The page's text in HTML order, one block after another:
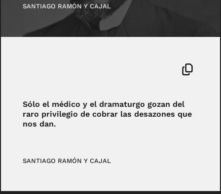
SANTIAGO RAMÓN Y CAJAL
Sólo el médico y el dramaturgo gozan del
raro privilegio de cobrar las desazones que
nos dan.
SANTIAGO RAMÓN Y CAJAL